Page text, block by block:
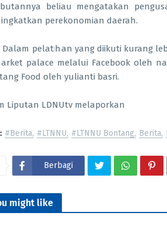
beliau mengatakan
perekonomian daerah.
pelatihan yang diikuti kurang
palace melalui Facebook oleh
Food oleh yulianti basri.
Liputan LDNUtv melaporkan
#Berita #LTNNU #LTNNU Bontang Berita
Berbagi
might like